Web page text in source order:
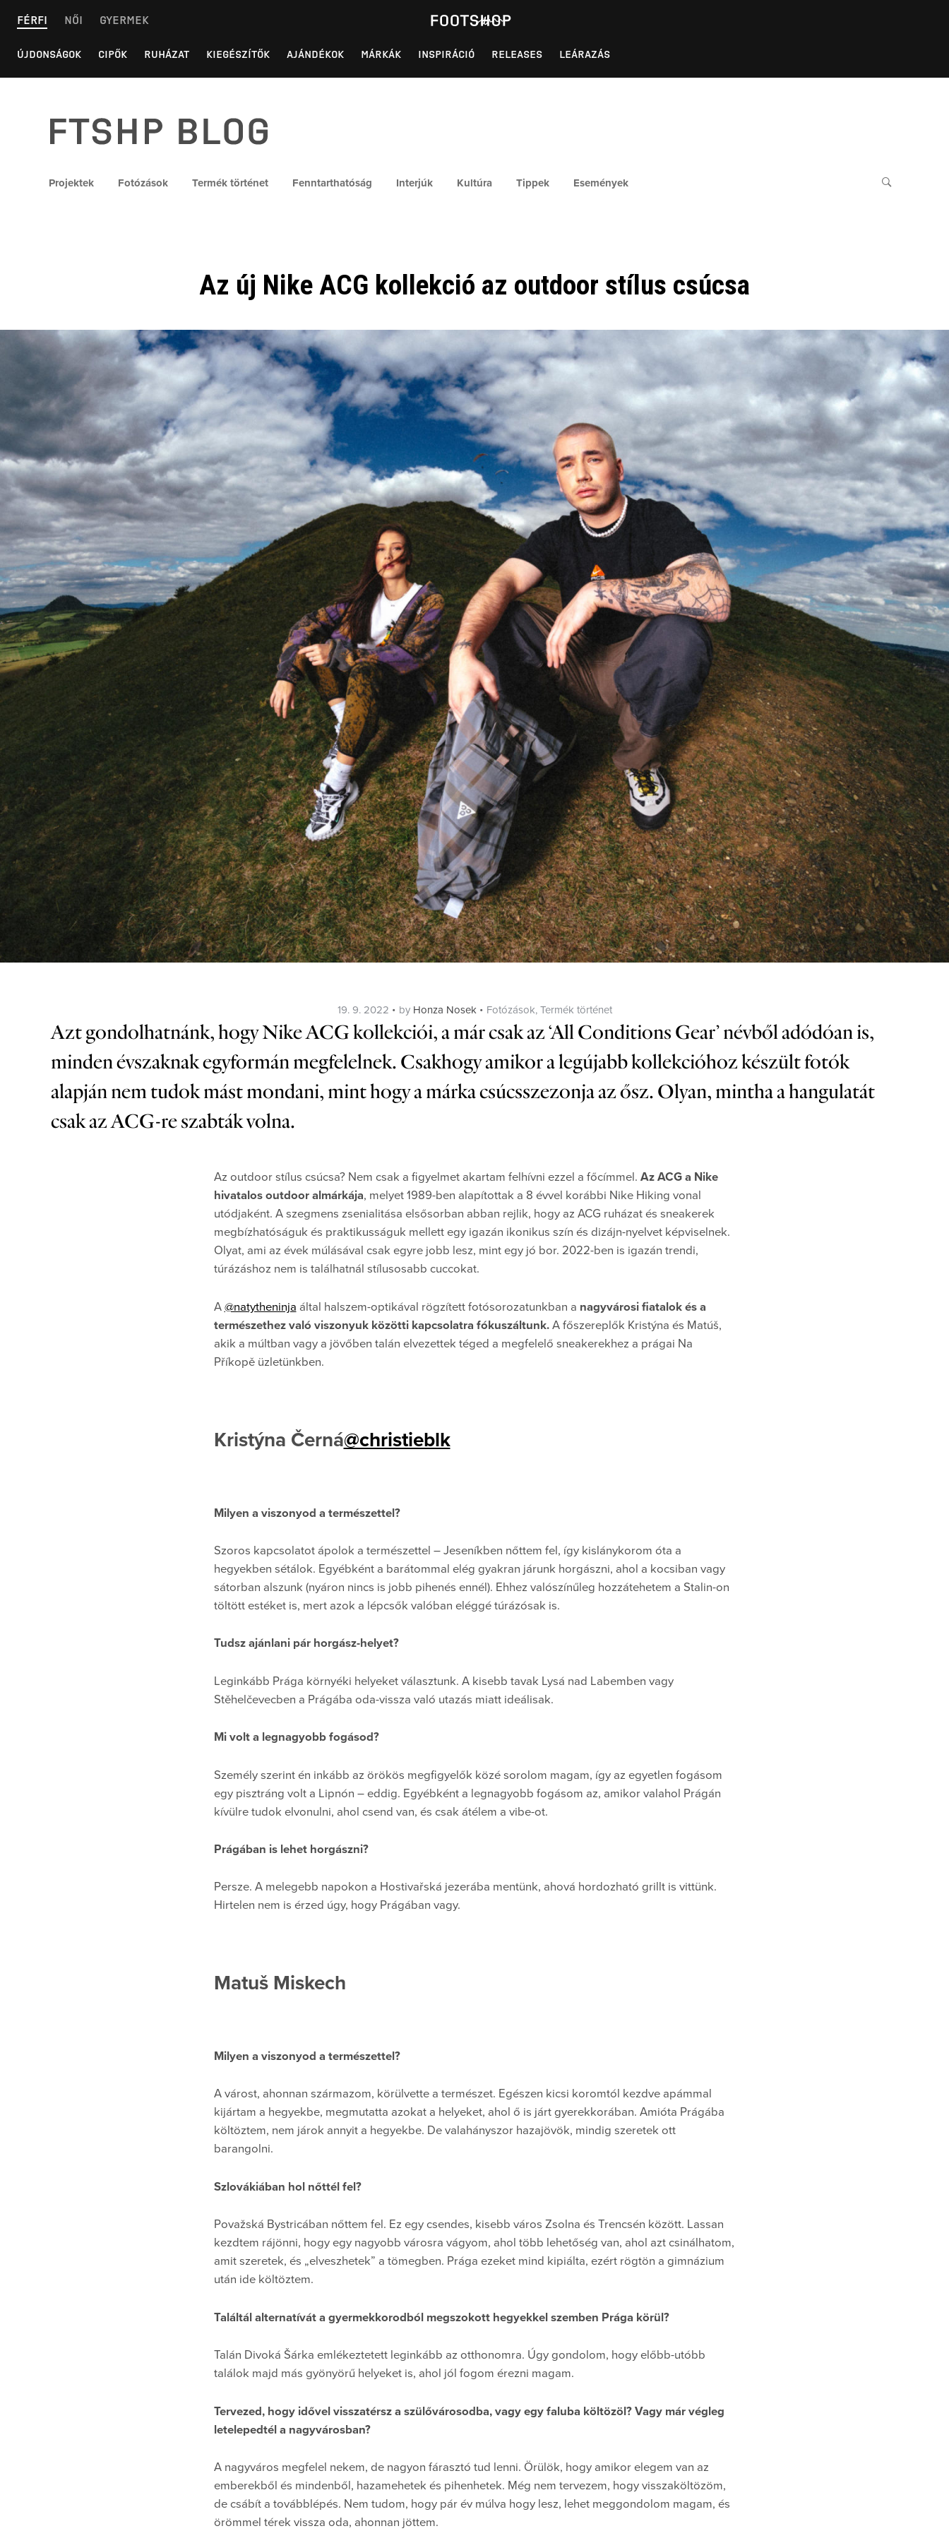
FÉRFI NŐI GYERMEK
ÚJDONSÁGOK CIPŐK RUHÁZAT KIEGÉSZÍTŐK AJÁNDÉKOK MÁRKÁK INSPIRÁCIÓ RELEASES LEÁRAZÁS
FTSHP blog
Projektek Fotózások Termék történet Fenntarthatóság Interjúk Kultúra Tippek Események
Az új Nike ACG kollekció az outdoor stílus csúcsa
Posted
on
19. 9. 2022 by Honza Nosek Categories
Fotózások, Termék történet
Azt gondolhatnánk, hogy Nike ACG kollekciói, a már csak az ‘All Conditions Gear’ névből adódóan is,
minden évszaknak egyformán megfelelnek. Csakhogy amikor a legújabb kollekcióhoz készült fotók
alapján nem tudok mást mondani, mint hogy a márka csúcsszezonja az ősz. Olyan, mintha a hangulatát
csak az ACG-re szabták volna.
Az outdoor stílus csúcsa? Nem csak a figyelmet akartam felhívni ezzel a főcímmel. Az ACG a Nike
hivatalos outdoor almárkája, melyet 1989-ben alapítottak a 8 évvel korábbi Nike Hiking vonal
utódjaként. A szegmens zsenialitása elsősorban abban rejlik, hogy az ACG ruházat és sneakerek
megbízhatóságuk és praktikusságuk mellett egy igazán ikonikus szín és dizájn-nyelvet képviselnek.
Olyat, ami az évek múlásával csak egyre jobb lesz, mint egy jó bor. 2022-ben is igazán trendi,
túrázáshoz nem is találhatnál stílusosabb cuccokat.
A @natytheninja által halszem-optikával rögzített fotósorozatunkban a nagyvárosi fiatalok és a
természethez való viszonyuk közötti kapcsolatra fókuszáltunk.A főszereplők Kristýna és Matúš,
akik a múltban vagy a jövőben talán elvezettek téged a megfelelő sneakerekhez a prágai Na
Příkopě üzletünkben.
Kristýna Černá@christieblk
Milyen a viszonyod a természettel?
Szoros kapcsolatot ápolok a természettel – Jeseníkben nőttem fel, így kislánykorom óta a
hegyekben sétálok. Egyébként a barátommal elég gyakran járunk horgászni, ahol a kocsiban vagy
sátorban alszunk (nyáron nincs is jobb pihenés ennél). Ehhez valószínűleg hozzátehetem a Stalin-on
töltött estéket is, mert azok a lépcsők valóban eléggé túrázósak is.
Tudsz ajánlani pár horgász-helyet?
Leginkább Prága környéki helyeket választunk. A kisebb tavak Lysá nad Labemben vagy
Stěhelčevecben a Prágába oda-vissza való utazás miatt ideálisak.
Mi volt a legnagyobb fogásod?
Személy szerint én inkább az örökös megfigyelők közé sorolom magam, így az egyetlen fogásom
egy pisztráng volt a Lipnón – eddig. Egyébként a legnagyobb fogásom az, amikor valahol Prágán
kívülre tudok elvonulni, ahol csend van, és csak átélem a vibe-ot.
Prágában is lehet horgászni?
Persze. A melegebb napokon a Hostivařská jezerába mentünk, ahová hordozható grillt is vittünk.
Hirtelen nem is érzed úgy, hogy Prágában vagy.
Matuš Miskech
Milyen a viszonyod a természettel?
A várost, ahonnan származom, körülvette a természet. Egészen kicsi koromtól kezdve apámmal
kijártam a hegyekbe, megmutatta azokat a helyeket, ahol ő is járt gyerekkorában. Amióta Prágába
költöztem, nem járok annyit a hegyekbe. De valahányszor hazajövök, mindig szeretek ott
barangolni.
Szlovákiában hol nőttél fel?
Považská Bystricában nőttem fel. Ez egy csendes, kisebb város Zsolna és Trencsén között. Lassan
kezdtem rájönni, hogy egy nagyobb városra vágyom, ahol több lehetőség van, ahol azt csinálhatom,
amit szeretek, és „elveszhetek” a tömegben. Prága ezeket mind kipiálta, ezért rögtön a gimnázium
után ide költöztem.
Találtál alternatívát a gyermekkorodból megszokott hegyekkel szemben Prága körül?
Talán Divoká Šárka emlékeztetett leginkább az otthonomra. Úgy gondolom, hogy előbb-utóbb
találok majd más gyönyörű helyeket is, ahol jól fogom érezni magam.
Tervezed, hogy idővel visszatérsz a szülővárosodba, vagy egy faluba költözöl? Vagy már végleg
letelepedtél a nagyvárosban?
A nagyváros megfelel nekem, de nagyon fárasztó tud lenni. Örülök, hogy amikor elegem van az
emberekből és mindenből, hazamehetek és pihenhetek. Még nem tervezem, hogy visszaköltözöm,
de csábít a továbblépés. Nem tudom, hogy pár év múlva hogy lesz, lehet meggondolom magam, és
örömmel térek vissza oda, ahonnan jöttem.